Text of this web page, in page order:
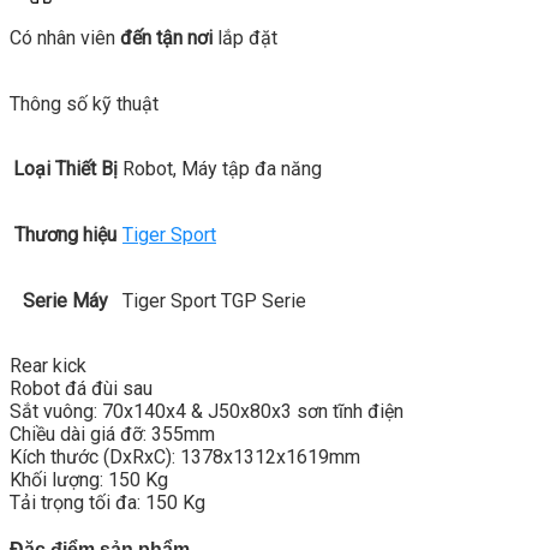
Có nhân viên đến tận nơi lắp đặt
Thông số kỹ thuật
Loại Thiết Bị Robot, Máy tập đa năng
Thương hiệu Tiger Sport
Serie Máy Tiger Sport TGP Serie
Rear kick
Robot đá đùi sau
Sắt vuông: 70x140x4 & J50x80x3 sơn tĩnh điện
Chiều dài giá đỡ: 355mm
Kích thước (DxRxC): 1378x1312x1619mm
Khối lượng: 150 Kg
Tải trọng tối đa: 150 Kg